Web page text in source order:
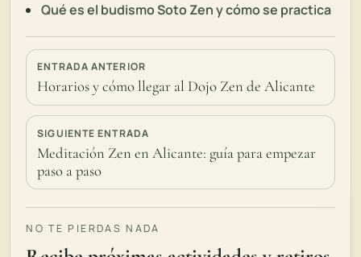
Qué es el budismo Soto Zen y cómo se practica
ENTRADA ANTERIOR
Horarios y cómo llegar al Dojo Zen de Alicante
SIGUIENTE ENTRADA
Meditación Zen en Alicante: guía para empezar
paso a paso
NO TE PIERDAS NADA